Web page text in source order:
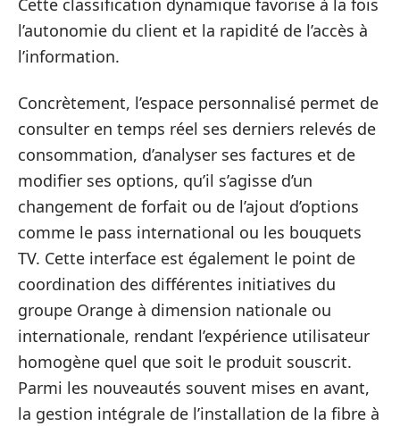
Cette classification dynamique favorise à la fois
l’autonomie du client et la rapidité de l’accès à
l’information.
Concrètement, l’espace personnalisé permet de
consulter en temps réel ses derniers relevés de
consommation, d’analyser ses factures et de
modifier ses options, qu’il s’agisse d’un
changement de forfait ou de l’ajout d’options
comme le pass international ou les bouquets
TV. Cette interface est également le point de
coordination des différentes initiatives du
groupe Orange à dimension nationale ou
internationale, rendant l’expérience utilisateur
homogène quel que soit le produit souscrit.
Parmi les nouveautés souvent mises en avant,
la gestion intégrale de l’installation de la fibre à